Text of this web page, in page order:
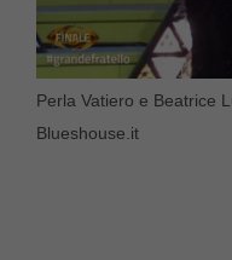
Perla Vatiero e Beatrice
Blueshouse.it